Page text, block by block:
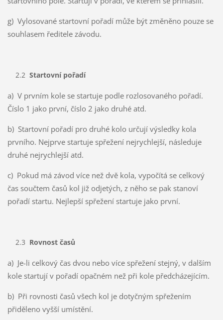
g) Vylosované startovní pořadí může být změněno pouze se
souhlasem ředitele závodu.
2.2 Startovní pořadí
a) V prvním kole se startuje podle rozlosovaného pořadí.
Číslo 1 jako první, číslo 2 jako druhé atd.
b) Startovní pořadí pro druhé kolo určují výsledky kola
prvního. Nejprve startuje spřežení nejrychlejší, následuje
druhé nejrychlejší atd.
c) Pokud má závod více než dvě kola, vypočítá se celkový
čas součtem časů kol již odjetých, z něho se pak stanoví
pořadí startu. Nejlepší spřežení startuje jako první.
2.3 Rovnost časů
a) Je-li celkový čas dvou nebo více spřežení stejný, v dalším
kole startují v pořadí opačném než při kole předcházejícím.
b) Při rovnosti časů všech kol je dotyčným spřežením
přiděleno vyšší umístění.